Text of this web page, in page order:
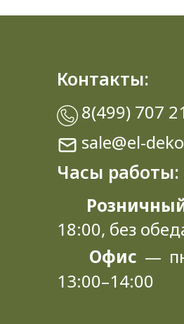
Контакты:
8(499) 707
sale@el-
Часы работы:
18:00, без
Офис —
13:00–14:00